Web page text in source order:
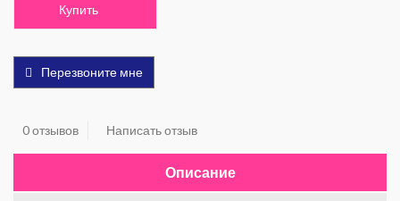
Купить
Перезвоните мне
0 отзывов Написать отзыв
Описание